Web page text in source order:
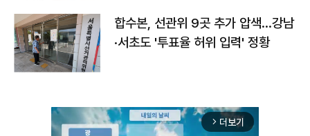
합수본, 선관위 9곳 추가 압색…강남
·서초도 '투표율 허위 입력' 정황
arrow_forward_ios 더보기